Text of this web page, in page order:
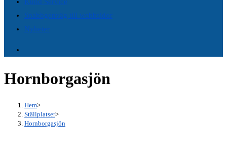
Snabbgenväg till webbsidor
Nyheter
Hornborgasjön
Hem>
Ställplatser>
Hornborgasjön